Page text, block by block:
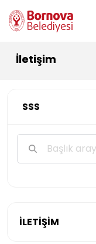
İletişim
İLETİŞİM
SSS